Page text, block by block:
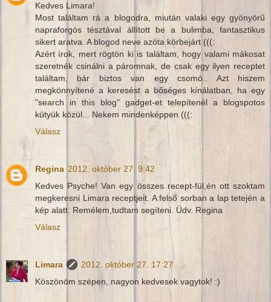
Kedves Limara!
Most találtam rá a blogodra, miután valaki egy gyönyörű
napraforgós tésztával állított be a bulimba, fantasztikus
sikert aratva. A blogod neve azóta körbejárt (((:
Azért írok, mert rögtön ki is találtam, hogy valami mákosat
szeretnék csinálni a páromnak, de csak egy ilyen receptet
találtam, bár biztos van egy csomó.. Azt hiszem
megkönnyítené a keresést a bőséges kínálatban, ha egy
"search in this blog" gadget-et telepítenél a blogspotos
kütyük közül... Nekem mindenképpen (((:
Válasz
Regina 2012. október 27. 9:42
Kedves Psyche! Van egy összes recept-fül,én ott szoktam
megkeresni Limara receptjeit. A felső sorban a lap tetején a
kép alatt. Remélem,tudtam segíteni. Üdv. Regina
Válasz
Limara
2012. október 27. 17:27
Köszönöm szépen, nagyon kedvesek vagytok! :)